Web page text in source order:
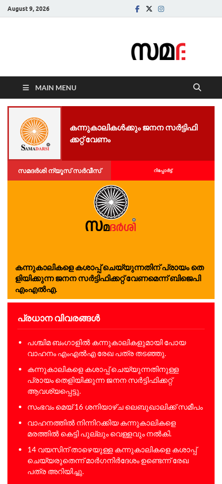
August 9, 2026
MAIN MENU
ക​ന്നു​കാ​ലി​കൾക്കും ജ​ന​ന സ​ർ​ട്ടി​ഫി​
ക്കറ്റ് വേണം
സമദർശി ന്യൂസ് സർവീസ് റിപ്പോര്‍ട്ട്
ക​ന്നു​കാ​ലി​ക​ളെ ക​ശാ​പ്പ് ചെ​യ്യു​ന്ന​തി​ന് പ്രാ​യം തെ​
ളി​യി​ക്കു​ന്ന ജ​ന​ന സ​ർ​ട്ടി​ഫി​ക്ക​റ്റ് വേ​ണ​മെ​ന്ന് ബി​ജെ​പി
എം​എ​ൽ​എ.
പ്രധാന വിവരങ്ങൾ
പശ്ചിമ ബംഗാളിൽ കന്നുകാലികളുമായി പോയ
വാഹനം എംഎൽഎ രേഖ പത്ര തടഞ്ഞു.
കന്നുകാലികളെ കശാപ്പ് ചെയ്യുന്നതിനുള്ള
പ്രായം തെളിയിക്കുന്ന ജനന സർട്ടിഫിക്കറ്റ്
ആവശ്യപ്പെട്ടു.
സംഭവം മെയ് 16 ശനിയാഴ്ച ലെബുഖാലിക്ക് സമീപം
വാഹനത്തിൽ നിന്നിറക്കിയ കന്നുകാലികളെ
മരത്തിൽ കെട്ടി പുല്ലും വെള്ളവും നൽകി.
14 വയസിന് താഴെയുള്ള കന്നുകാലികളെ കശാപ്പ്
ചെയ്യരുതെന്ന് മാർഗനിർദേശം ഉണ്ടെന്ന് രേഖ
പത്ര അറിയിച്ചു.